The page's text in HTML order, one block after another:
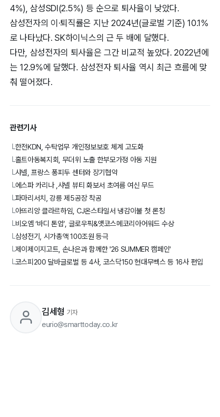
4%), 삼성SDI(2.5%) 등 순으로 퇴사율이 낮았다.
삼성전자의 이·퇴직률은 지난 2024년(글로벌 기준) 10.1%
로 나타났다. SK하이닉스의 근 두 배에 달했다.
다만, 삼성전자의 퇴사율은 그간 비교적 높았다. 2022년에
는 12.9%에 달했다. 삼성전자 퇴사율 역시 최근 흐름에 맞
춰 떨어졌다.
관련기사
└한전KDN, 수탁업무 개인정보보호 체계 고도화
└홀트아동복지회, 무더위 노출 한부모가정 아동 지원
└샤넬, 프랑스 퐁피두 센터와 장기협약
└에스파 카리나 ,샤넬 뷰티 화보서 초여름 여신 무드
└파마리서치, 강릉 제5공장 착공
└아뜨리앙 클라르하임, CJ온스타일서 냉감이불 첫 론칭
└비오엠 ‘바디 톤업’, 글로우픽&앳코스메코리아어워드 수상
└삼성전기, 시가총액 100조원 등극
└제이제이지고트, 손나은과 함께한 '26 SUMMER 캠페인'
└코스피200 달바글로벌 등 4사, 코스닥150 현대무벡스 등 16사 편입
김세형 기자
eurio@smarttoday.co.kr